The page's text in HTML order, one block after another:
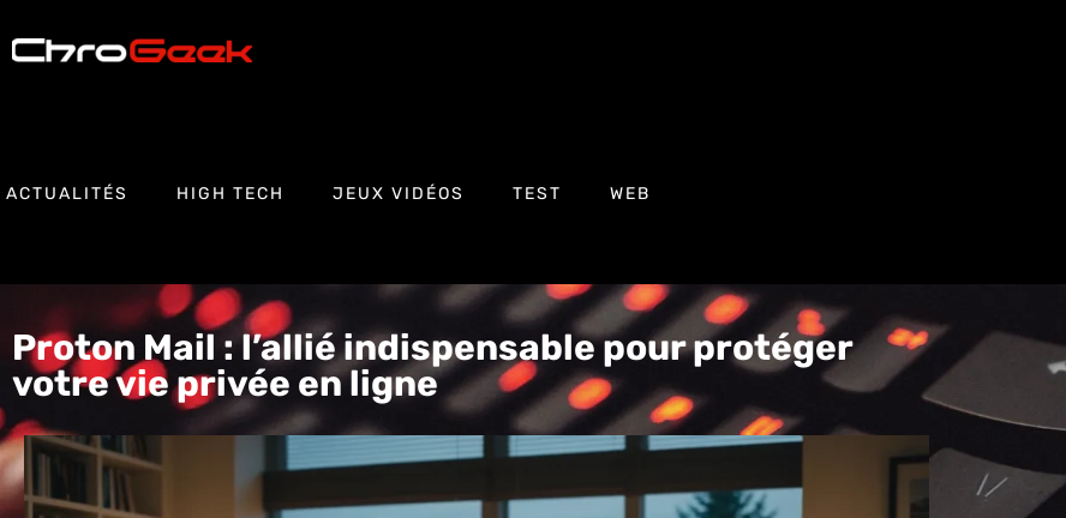
ACTUALITÉS HIGH TECH JEUX VIDÉOS TEST WEB
Proton Mail : l’allié indispensable pour protéger
votre vie privée en ligne